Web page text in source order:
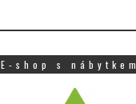
E-shop s nábytkem